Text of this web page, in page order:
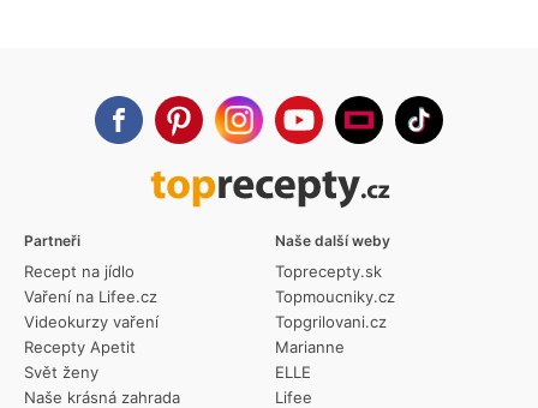
Partneři
Recept na jídlo
Vaření na Lifee.cz
Videokurzy vaření
Recepty Apetit
Svět ženy
Naše krásná zahrada
Naše další weby
Toprecepty.sk
Topmoucniky.cz
Topgrilovani.cz
Marianne
ELLE
Lifee